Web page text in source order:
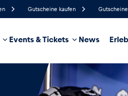
Gutscheine kaufen
Events & Tickets News
Regenwahrscheinlichkeit
Business Glossar